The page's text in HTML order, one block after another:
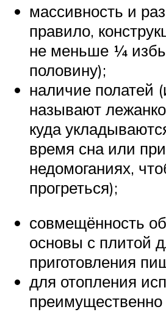
массивность и
правило,
не меньше ¼
половину);
наличие полатей
называют
куда
время сна или при
недомоганиях,
прогреться);
совмещённость
основы с плитой
приготовления
для отопления
преимущественно